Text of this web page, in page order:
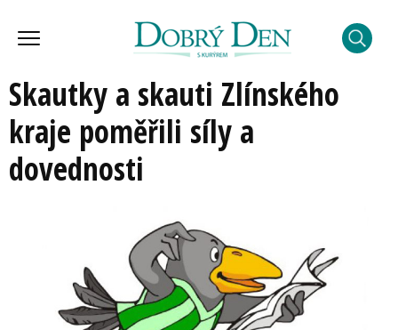
Skautky a skauti Zlínského
kraje poměřili síly a
dovednosti